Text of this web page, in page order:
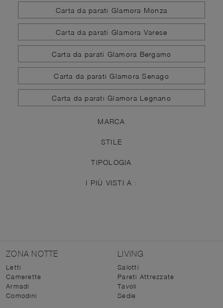
Carta da parati Glamora Monza
Carta da parati Glamora Varese
Carta da parati Glamora Bergamo
Carta da parati Glamora Senago
Carta da parati Glamora Legnano
MARCA
STILE
TIPOLOGIA
I PIÙ VISTI A :
ZONA NOTTE
Letti
Camerette
Armadi
Comodini
LIVING
Salotti
Pareti Attrezzate
Tavoli
Sedie